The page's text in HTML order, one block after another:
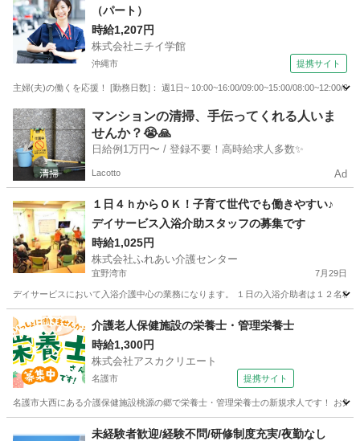
（パート）
時給1,207円
株式会社ニチイ学館
沖縄市 提携サイト
主婦(夫)の働くを応援！ [勤務日数]： 週1日~ 10:00~16:00/09:00~15:00/08:00~12:00/
沖縄 沖縄市 ケアマネージャー
マンションの清掃、手伝ってくれる人いま
せんか？😭🙏
日給例1万円〜 / 登録不要！高時給求人多数✨
Lacotto Ad
１日４ｈからＯＫ！子育て世代でも働きやすい♪
デイサービス入浴介助スタッフの募集です
時給1,025円
株式会社ふれあい介護センター
宜野湾市 7月29日
デイサービスにおいて入浴介護中心の業務になります。 １日の入浴介助者は１２名
沖縄 宜野湾市 福祉
介護老人保健施設の栄養士・管理栄養士
時給1,300円
株式会社アスカクリエート
名護市 提携サイト
名護市大西にある介護保健施設桃源の郷で栄養士・管理栄養士の新規求人です！ お
介護
未経験者歓迎/経験不問/研修制度充実/夜勤なし